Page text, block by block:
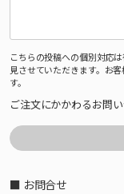
こちらの投稿への個別対応
見させていただきます。お
す。
ご注文にかかわるお問
■ お問合せ